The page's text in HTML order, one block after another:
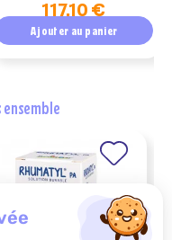
117,10 €
Ajouter au panier